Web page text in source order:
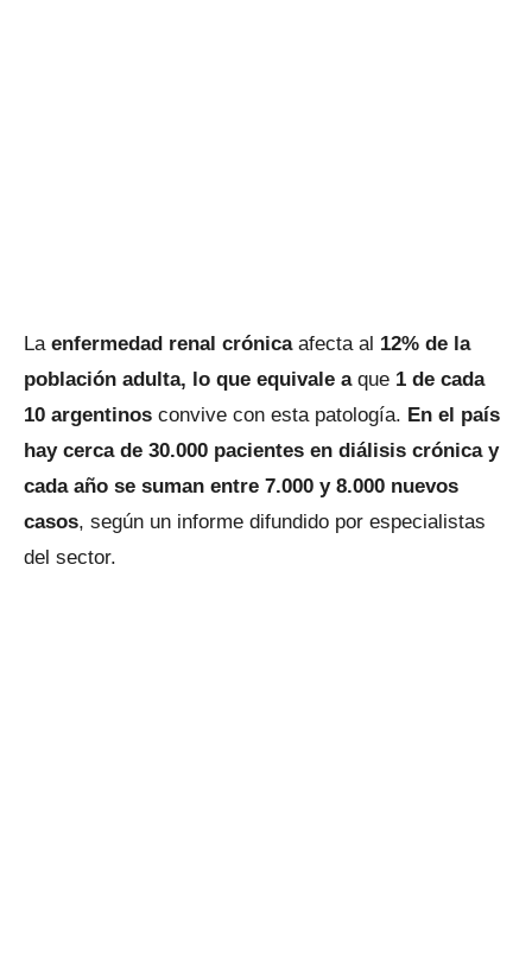
La enfermedad renal crónicaafecta al 12% de la
población adulta, lo que equivale a que 1 de cada
10 argentinos convive con esta patología. En el país
hay cerca de 30.000 pacientes en diálisis crónica y
cada año se suman entre 7.000 y 8.000 nuevos
casos, según un informe difundido por especialistas
del sector.